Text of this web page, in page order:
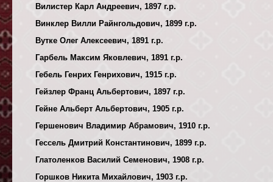
Вилистер Карл Андреевич, 1897 г.р.
Винклер Вилли Райнгольдович, 1899 г.р.
Вутке Олег Алексеевич, 1891 г.р.
Гарбель Максим Яковлевич, 1891 г.р.
Гебель Генрих Генрихович, 1915 г.р.
Гейзлер Франц Альбертович, 1897 г.р.
Гейне Альберт Альбертович, 1905 г.р.
Гершенович Владимир Абрамович, 1910 г.р.
Гессель Дмитрий Константинович, 1899 г.р.
Глатоленков Василий Семенович, 1908 г.р.
Горшков Никита Михайлович, 1903 г.р.